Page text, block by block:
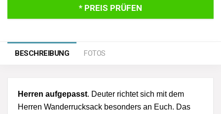
* PREIS PRÜFEN
BESCHREIBUNG FOTOS
Herren aufgepasst. Deuter richtet sich mit dem
Herren Wanderrucksack besonders an Euch. Das